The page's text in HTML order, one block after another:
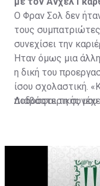
Ο Φραν Σολ δεν
τους
συνεχίσει την
Ήταν όμως μια
η δική του
ίσου σχολαστική.
ποδοσφαιρικής
31χρονος άσος.
Διαβάστε τη